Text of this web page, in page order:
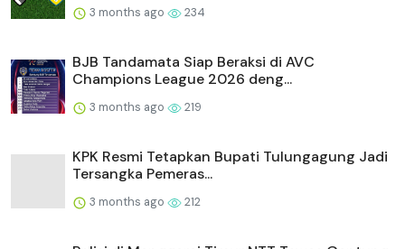
3 months ago 234
BJB Tandamata Siap Beraksi di AVC
Champions League 2026 deng...
3 months ago 219
KPK Resmi Tetapkan Bupati Tulungagung Jadi
Tersangka Pemeras...
3 months ago 212